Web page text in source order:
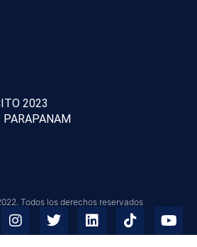
2023
Todos los derechos reservados